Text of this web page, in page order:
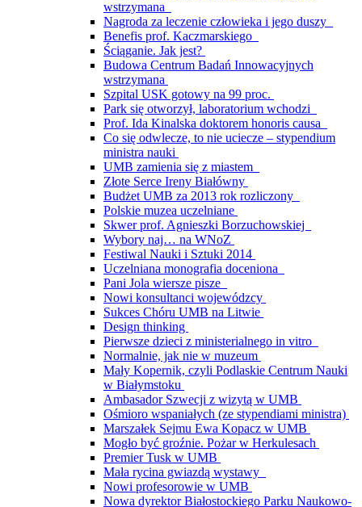
wstrzymana
Nagroda za leczenie człowieka i jego duszy
Benefis prof. Kaczmarskiego
Ściąganie. Jak jest?
Budowa Centrum Badań Innowacyjnych
wstrzymana
Szpital USK gotowy na 99 proc.
Park się otworzył, laboratorium wchodzi
Prof. Ida Kinalska doktorem honoris causa
Co się odwlecze, to nie uciecze – stypendium
ministra nauki
UMB zamienia się z miastem
Złote Serce Ireny Białówny
Budżet UMB za 2013 rok rozliczony
Polskie muzea uczelniane
Skwer prof. Agnieszki Borzuchowskiej
Wybory naj… na WNoZ
Festiwal Nauki i Sztuki 2014
Uczelniana monografia doceniona
Pani Jola wiersze pisze
Nowi konsultanci wojewódzcy
Sukces Chóru UMB na Litwie
Design thinking
Pierwsze dzieci z ministerialnego in vitro
Normalnie, jak nie w muzeum
Mały Kopernik, czyli Podlaskie Centrum Nauki
w Białymstoku
Ambasador Szwecji z wizytą w UMB
Ośmioro wspaniałych (ze stypendiami ministra)
Marszałek Sejmu Ewa Kopacz w UMB
Mogło być groźnie. Pożar w Herkulesach
Premier Tusk w UMB
Mała rycina gwiazdą wystawy
Nowi profesorowie w UMB
Nowa dyrektor Białostockiego Parku Naukowo-